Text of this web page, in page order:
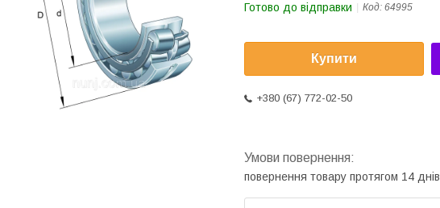
Готово до відправки Код: 64995
Купити
+380 (67) 772-02-50
повернення товару протягом 14 днів